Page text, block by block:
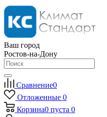
Ваш город
Ростов-на-Дону
Сравнение0
Отложенные 0
Корзина0 пуста 0